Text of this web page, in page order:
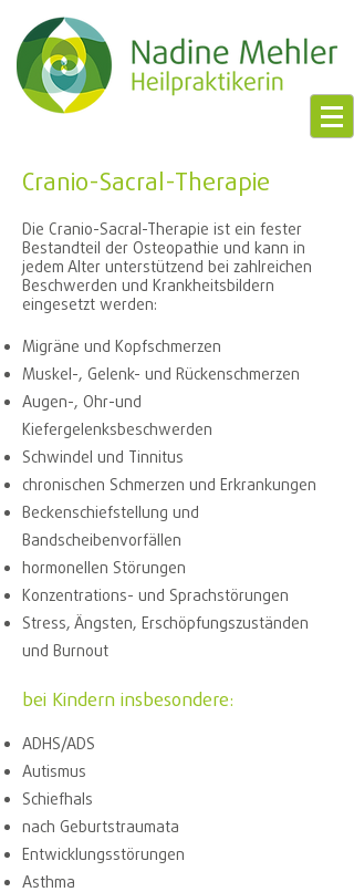
Cranio-Sacral-Therapie
Die Cranio-Sacral-Therapie ist ein fester
Bestandteil der Osteopathie und kann in
jedem Alter unterstützend bei zahlreichen
Beschwerden und Krankheitsbildern
eingesetzt werden:
Migräne und Kopfschmerzen
Muskel-, Gelenk- und Rückenschmerzen
Augen-, Ohr-und
Kiefergelenksbeschwerden
Schwindel und Tinnitus
chronischen Schmerzen und Erkrankungen
Beckenschiefstellung und
Bandscheibenvorfällen
hormonellen Störungen
Konzentrations- und Sprachstörungen
Stress, Ängsten, Erschöpfungszuständen
und Burnout
bei Kindern insbesondere:
ADHS/ADS
Autismus
Schiefhals
nach Geburtstraumata
Entwicklungsstörungen
Asthma